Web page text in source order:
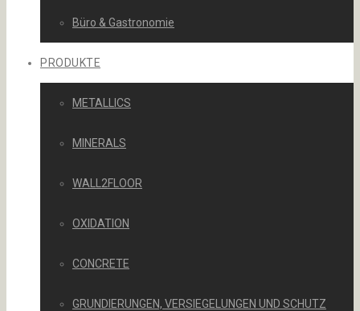
Büro & Gastronomie
PRODUKTE
METALLICS
MINERALS
WALL2FLOOR
OXIDATION
CONCRETE
GRUNDIERUNGEN, VERSIEGELUNGEN UND SCHUTZ